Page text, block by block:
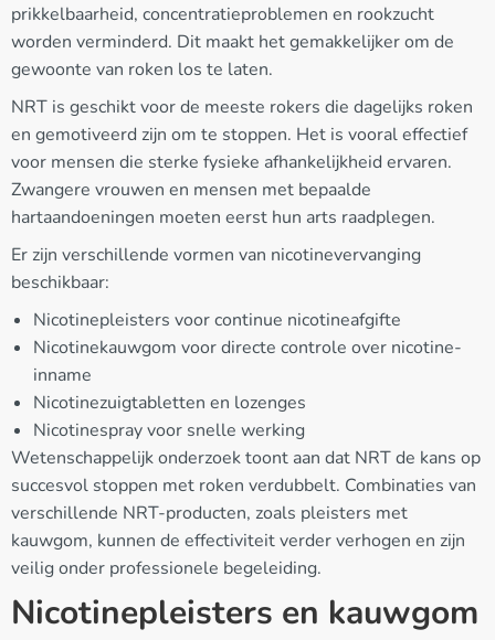
prikkelbaarheid, concentratieproblemen en rookzucht
worden verminderd. Dit maakt het gemakkelijker om de
gewoonte van roken los te laten.
NRT is geschikt voor de meeste rokers die dagelijks roken
en gemotiveerd zijn om te stoppen. Het is vooral effectief
voor mensen die sterke fysieke afhankelijkheid ervaren.
Zwangere vrouwen en mensen met bepaalde
hartaandoeningen moeten eerst hun arts raadplegen.
Er zijn verschillende vormen van nicotinevervanging
beschikbaar:
Nicotinepleisters voor continue nicotineafgifte
Nicotinekauwgom voor directe controle over nicotine-
inname
Nicotinezuigtabletten en lozenges
Nicotinespray voor snelle werking
Wetenschappelijk onderzoek toont aan dat NRT de kans op
succesvol stoppen met roken verdubbelt. Combinaties van
verschillende NRT-producten, zoals pleisters met
kauwgom, kunnen de effectiviteit verder verhogen en zijn
veilig onder professionele begeleiding.
Nicotinepleisters en kauwgom